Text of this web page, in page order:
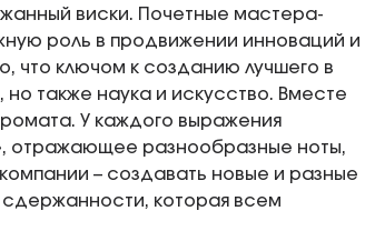
виски. Почетные мастера-
роль в продвижении инноваций и
что ключом к созданию лучшего в
также наука и искусство. Вместе
У каждого выражения
отражающее разнообразные ноты,
– создавать новые и разные
которая всем